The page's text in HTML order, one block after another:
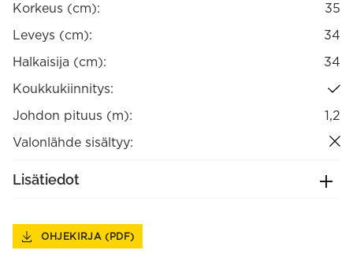
Korkeus (cm):
35
Leveys (cm):
34
Halkaisija (cm):
34
Koukkukiinnitys:
Johdon pituus (m):
1,2
Valonlähde sisältyy:
Lisätiedot
OHJEKIRJA (PDF)